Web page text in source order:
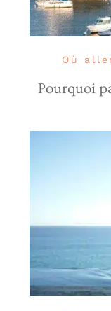
Où
Pourquoi